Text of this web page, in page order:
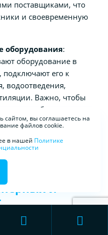
поставщиками, что
и своевременную
оборудования:
оборудование в
подключают его к
водоотведения,
Важно, чтобы
с соблюдением
гарантирует
работу
также калибровку
его функций.
и
сайтом, вы соглашаетесь на
файлов cookie.
в нашей Политике